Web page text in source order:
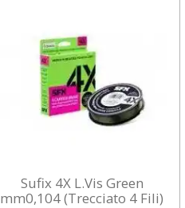
Sufix 4X L.Vis Green
mm0,104 (Trecciato 4 Fili)